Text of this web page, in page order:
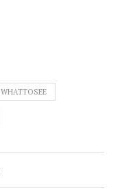
WHATTOSEE